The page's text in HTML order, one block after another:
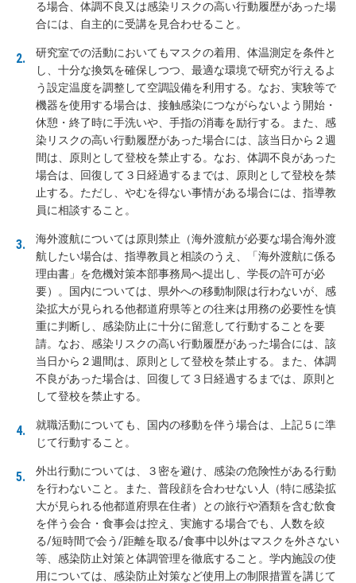
る場合、体調不良又は感染リスクの高い行動履歴があった場
合には、自主的に受講を見合わせること。
研究室での活動においてもマスクの着用、体温測定を条件と
し、十分な換気を確保しつつ、最適な環境で研究が行えるよ
う設定温度を調整して空調設備を利用する。なお、実験等で
機器を使用する場合は、接触感染につながらないよう開始・
休憩・終了時に手洗いや、手指の消毒を励行する。また、感
染リスクの高い行動履歴があった場合には、該当日から２週
間は、原則として登校を禁止する。なお、体調不良があった
場合は、回復して３日経過するまでは、原則として登校を禁
止する。ただし、やむを得ない事情がある場合には、指導教
員に相談すること。
海外渡航については原則禁止（海外渡航が必要な場合海外渡
航したい場合は、指導教員と相談のうえ、「海外渡航に係る
理由書」を危機対策本部事務局へ提出し、学長の許可が必
要）。国内については、県外への移動制限は行わないが、感
染拡大が見られる他都道府県等との往来は用務の必要性を慎
重に判断し、感染防止に十分に留意して行動することを要
請。なお、感染リスクの高い行動履歴があった場合には、該
当日から２週間は、原則として登校を禁止する。また、体調
不良があった場合は、回復して３日経過するまでは、原則と
して登校を禁止する。
就職活動についても、国内の移動を伴う場合は、上記５に準
じて行動すること。
外出行動については、３密を避け、感染の危険性がある行動
を行わないこと。また、普段顔を合わせない人（特に感染拡
大が見られる他都道府県在住者）との旅行や酒類を含む飲食
を伴う会合・食事会は控え、実施する場合でも、人数を絞
る/短時間で会う/距離を取る/食事中以外はマスクを外さない
等、感染防止対策と体調管理を徹底すること。学内施設の使
用については、感染防止対策など使用上の制限措置を講じて